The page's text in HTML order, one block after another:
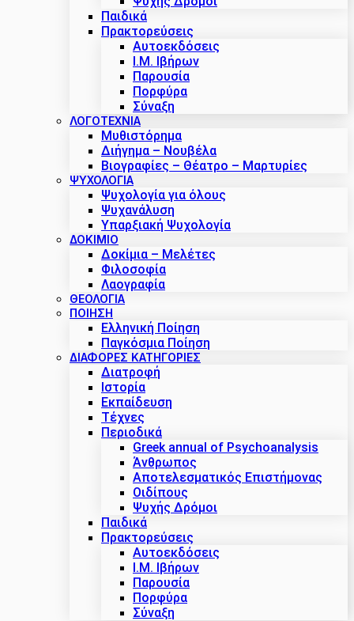
Παιδικά
Πρακτoρεύσεις
Αυτοεκδόσεις
Ι.Μ. Ιβήρων
Παρουσία
Πορφύρα
Σύναξη
ΛΟΓΟΤΕΧΝΙΑ
Μυθιστόρημα
Διήγημα – Νουβέλα
Βιογραφίες – Θέατρο – Μαρτυρίες
ΨΥΧΟΛΟΓΙΑ
Ψυχολογία για όλους
Ψυχανάλυση
Υπαρξιακή Ψυχολογία
ΔΟΚΊΜΙΟ
Δοκίμια – Μελέτες
Φιλοσοφία
Λαογραφία
ΘΕΟΛΟΓΙΑ
ΠΟΙΗΣΗ
Ελληνική Ποίηση
Παγκόσμια Ποίηση
ΔΙΑΦΟΡΕΣ ΚΑΤΗΓΟΡΙΕΣ
Διατροφή
Ιστορία
Εκπαίδευση
Τέχνες
Περιοδικά
Greek annual of Psychoanalysis
Άνθρωπος
Αποτελεσματικός Επιστήμονας
Οιδίπους
Ψυχής Δρόμοι
Παιδικά
Πρακτoρεύσεις
Αυτοεκδόσεις
Ι.Μ. Ιβήρων
Παρουσία
Πορφύρα
Σύναξη